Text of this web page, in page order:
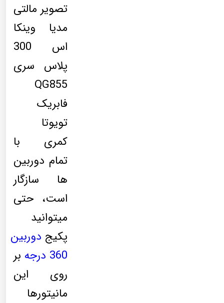
تصویر مالتی
مدیا وینکا
اس 300
پلاس سری
QG855
فابریک
تویوتا
کمری با
تمام دوربین
ها سازگار
است، حتی
میتوانید
پکیج دوربین
360 درجه
بر
روی این
مانیتورها